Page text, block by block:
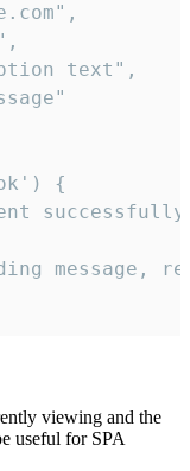
text",
{
message,
viewing and the
useful for SPA